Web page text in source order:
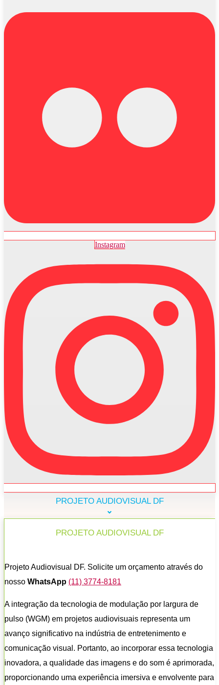
Instagram
PROJETO AUDIOVISUAL DF
PROJETO AUDIOVISUAL DF
Projeto Audiovisual DF. Solicite um orçamento através do
nosso WhatsApp (11) 3774-8181
A integração da tecnologia de modulação por largura de
pulso (WGM) em projetos audiovisuais representa um
avanço significativo na indústria de entretenimento e
comunicação visual. Portanto, ao incorporar essa tecnologia
inovadora, a qualidade das imagens e do som é aprimorada,
proporcionando uma experiência imersiva e envolvente para